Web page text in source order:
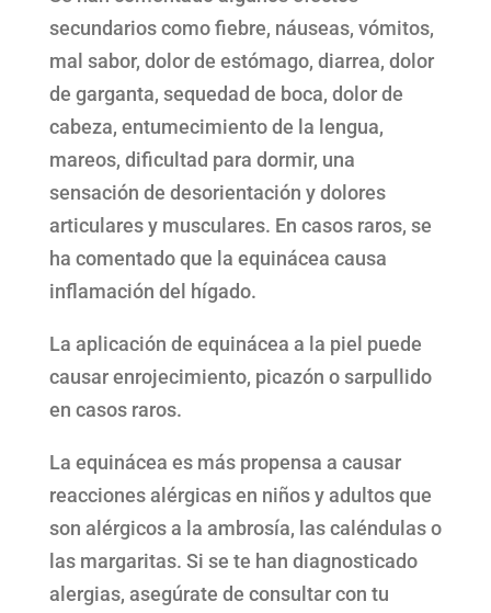
secundarios como fiebre, náuseas, vómitos,
mal sabor, dolor de estómago, diarrea, dolor
de garganta, sequedad de boca, dolor de
cabeza, entumecimiento de la lengua,
mareos, dificultad para dormir, una
sensación de desorientación y dolores
articulares y musculares. En casos raros, se
ha comentado que la equinácea causa
inflamación del hígado.
La aplicación de equinácea a la piel puede
causar enrojecimiento, picazón o sarpullido
en casos raros.
La equinácea es más propensa a causar
reacciones alérgicas en niños y adultos que
son alérgicos a la ambrosía, las caléndulas o
las margaritas. Si se te han diagnosticado
alergias, asegúrate de consultar con tu